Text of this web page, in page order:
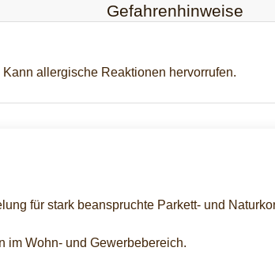
Gefahrenhinweise
allergische Reaktionen hervorrufen.
für stark beanspruchte Parkett- und
im Wohn- und Gewerbebereich.